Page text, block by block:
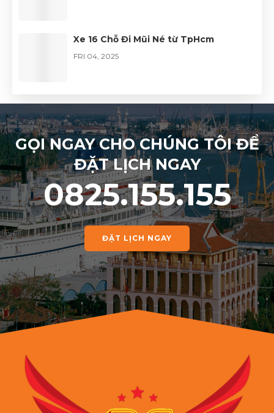
Xe 16 Chỗ Đi Mũi Né từ TpHcm
FRI 04, 2025
GỌI NGAY CHO CHÚNG TÔI ĐỂ
ĐẶT LỊCH NGAY
0825.155.155
ĐẶT LỊCH NGAY